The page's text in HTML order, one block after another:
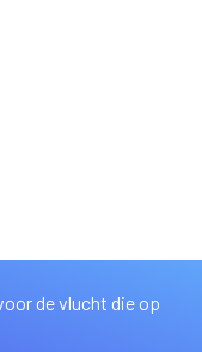
de vlucht die op